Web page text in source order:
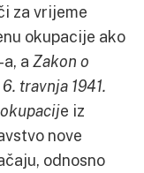
za vrijeme
okupacije ako
a Zakon o
travnja 1941.
e iz
nove
odnosno